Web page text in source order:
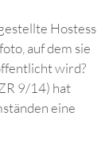
Hostess
auf dem sie
wird?
9/14) hat
eine